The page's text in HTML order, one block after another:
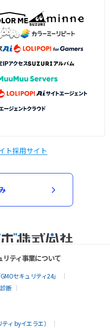
ト採用サイト
リティ事業について
セキュリティ24」
断
ィ byイエラエ）